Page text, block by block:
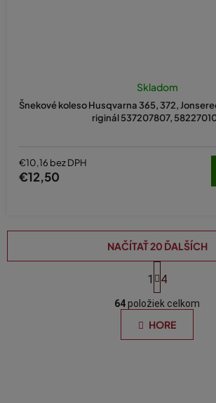
Šnekové koleso Husqvarna 365, 372,
riginál 537207807,
Skladom
€10,16 bez DPH
€12,50
O
v
l
á
NAČÍTAŤ 20 ĎALŠÍCH
S
t
r
á
n
k
o
1 4
64položiek celkom
HORE